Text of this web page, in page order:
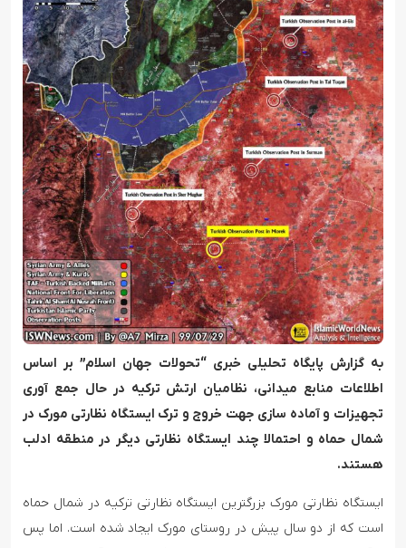
به گزارش پایگاه تحلیلی خبری “تحولات جهان اسلام” بر اساس
اطلاعات منابع میدانی، نظامیان ارتش ترکیه در حال جمع آوری
تجهیزات و آماده سازی جهت خروج و ترک ایستگاه نظارتی مورک در
شمال حماه و احتمالا چند ایستگاه نظارتی دیگر در منطقه ادلب
هستند.
ایستگاه نظارتی مورک بزرگترین ایستگاه نظارتی ترکیه در شمال حماه
است که از دو سال پیش در روستای مورک ایجاد شده است. اما پس